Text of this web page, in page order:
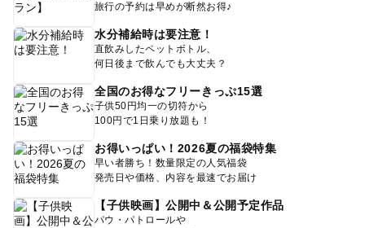
旅行の予約は早めが断然お得♪
水分補給時は要注意！
直飲みしたペットボトル、
何日後まで飲んでも大丈夫？
全国のお得なフリーきっぷ15選
子供50円均一の切符から
100円で1日乗り放題も！
お得いっぱい！2026夏の福袋特集
早い者勝ち！数量限定の人気福袋
発売日や価格、内容を最速でお届け
【子供映画】公開中＆公開予定作品
パウ・パトロールや